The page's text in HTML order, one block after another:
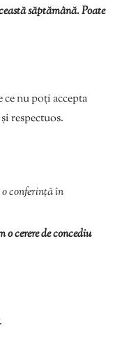
săptămână. Poate
ce nu poți accepta
respectuos.
conferință în
cerere de concediu